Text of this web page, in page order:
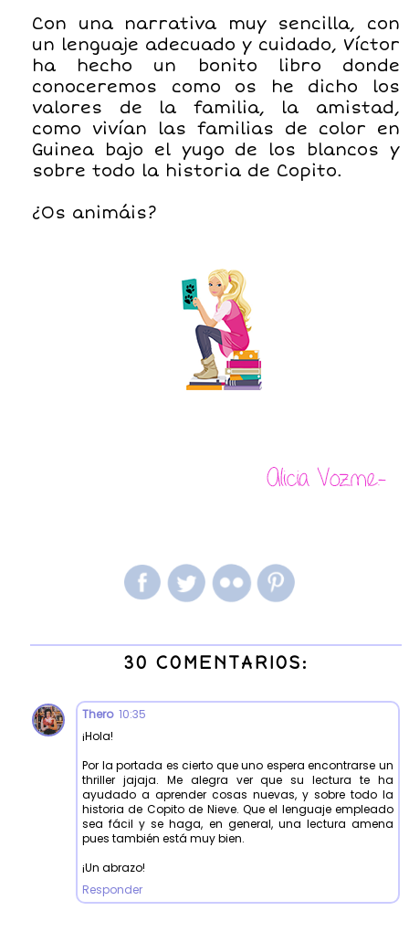
Con una narrativa muy sencilla, con
un lenguaje adecuado y cuidado, Víctor
ha hecho un bonito libro donde
conoceremos como os he dicho los
valores de la familia, la amistad,
como vivían las familias de color en
Guinea bajo el yugo de los blancos y
sobre todo la historia de Copito.
¿Os animáis?
30 COMENTARIOS:
Thero 10:35
¡Hola!
Por la portada es cierto que uno espera encontrarse un
thriller jajaja. Me alegra ver que su lectura te ha
ayudado a aprender cosas nuevas, y sobre todo la
historia de Copito de Nieve. Que el lenguaje empleado
sea fácil y se haga, en general, una lectura amena
pues también está muy bien.
¡Un abrazo!
Responder